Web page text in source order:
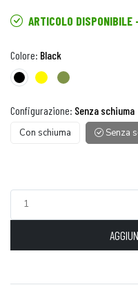
ARTICOLO
Colore: Black
Configurazione: Senza schiuma
Con schiuma Senza